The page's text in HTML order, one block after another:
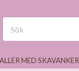
MED SKAVANKER